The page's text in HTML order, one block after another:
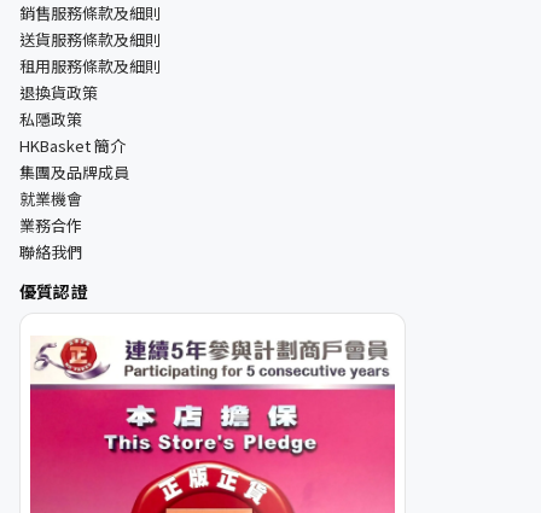
銷售服務條款及細則
送貨服務條款及細則
租用服務條款及細則
退換貨政策
私隱政策
HKBasket 簡介
集團及品牌成員
就業機會
業務合作
聯絡我們
優質認證